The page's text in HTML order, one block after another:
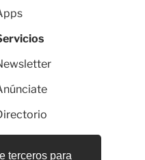
terceros para